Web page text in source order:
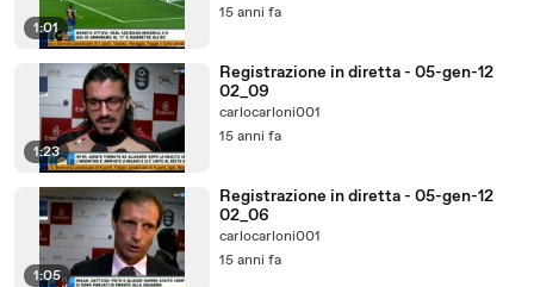
1:01
15 anni fa
1:23
Registrazione in diretta - 05-gen-12
02_09
carlocarloni001
15 anni fa
1:05
Registrazione in diretta - 05-gen-12
02_06
carlocarloni001
15 anni fa